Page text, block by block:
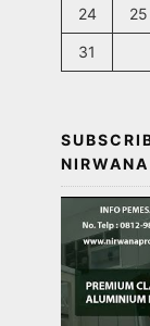
24 25
31